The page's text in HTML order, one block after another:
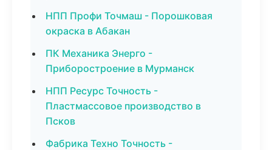
НПП Профи Точмаш - Порошковая
окраска в Абакан
ПК Механика Энерго -
Приборостроение в Мурманск
НПП Ресурс Точность -
Пластмассовое производство в
Псков
Фабрика Техно Точность -